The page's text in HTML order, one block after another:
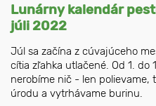
Lunárny kalendár
júli 2022
Júl sa začína z cúvajúceho
cítia zľahka utlačené. Od 1. do
nerobíme nič - len polievame,
úrodu a vytrhávame burinu.